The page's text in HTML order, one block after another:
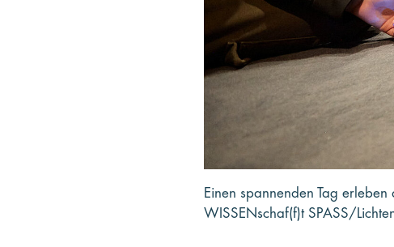
Einen spannenden Tag
WISSENschaf(f)t SPASS/